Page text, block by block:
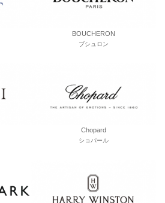
BOUCHERON
ブシュロン
Chopard
ショパール